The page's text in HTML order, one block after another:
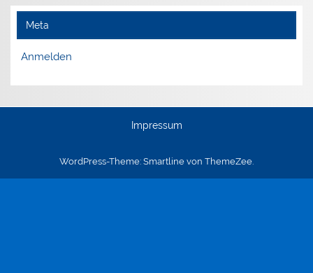
Meta
Anmelden
Impressum
WordPress-Theme: Smartline von ThemeZee.